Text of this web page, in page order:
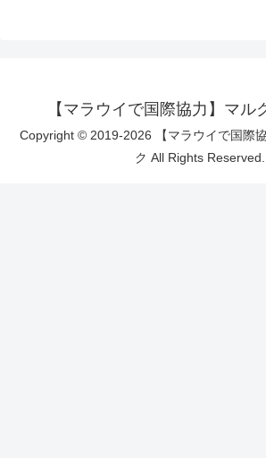
【マラウイで国際協力】マル
Copyright © 2019-2026 【マラウイで国際
ク All Rights Reserved.